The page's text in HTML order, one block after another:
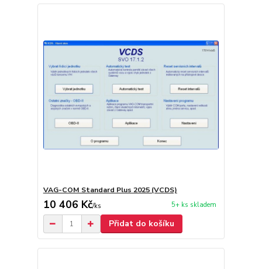
VAG-COM Standard Plus 2025 (VCDS)
10 406 Kč/ks 5+ ks skladem
Přidat do košíku